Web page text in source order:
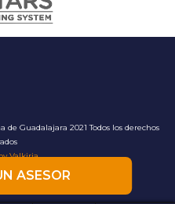
ASESOR
de Guadalajara 2021 Todos los derechos
Valkiria